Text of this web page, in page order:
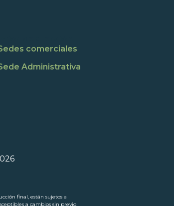
comerciales
Administrativa
final, están sujetos a
a cambios sin previo